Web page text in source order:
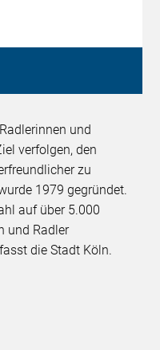
und
verfolgen, den
zu
1979 gegründet.
auf über 5.000
und Radler
die Stadt Köln.